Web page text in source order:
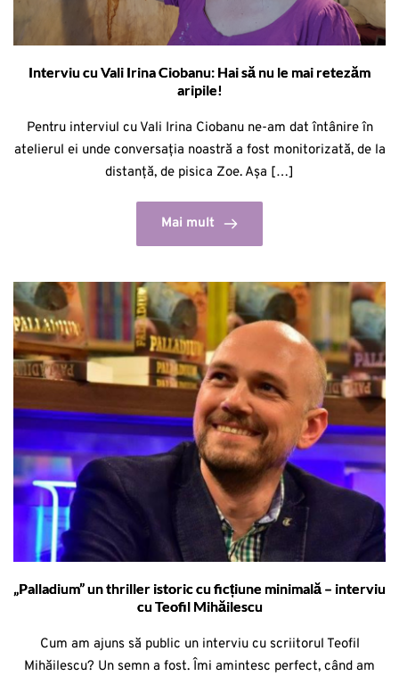
Interviu cu Vali Irina Ciobanu: Hai să nu le mai retezăm
aripile!
Pentru interviul cu Vali Irina Ciobanu ne-am dat întânire în
atelierul ei unde conversația noastră a fost monitorizată, de la
distanță, de pisica Zoe. Așa […]
Mai mult
„Palladium” un thriller istoric cu ficțiune minimală – interviu
cu Teofil Mihăilescu
Cum am ajuns să public un interviu cu scriitorul Teofil
Mihăilescu? Un semn a fost. Îmi amintesc perfect, când am